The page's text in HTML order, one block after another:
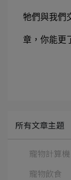
牠們與我們
章，你能更
所有文章主題
寵物計算機
寵物飲食